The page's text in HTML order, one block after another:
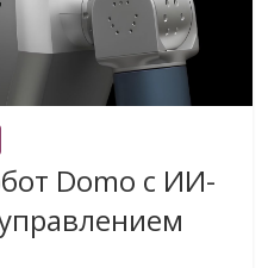
Domo с ИИ-